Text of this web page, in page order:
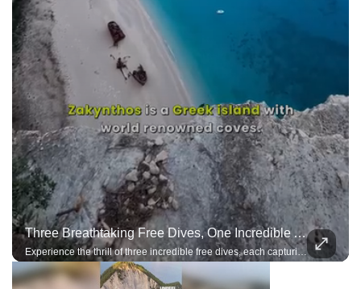
Three Breathtaking Free Dives, One Incredible Adventure
Experience the thrill of three incredible free dives, each capturing the beauty, precision, and adrenaline of exploring the deep on a single breath